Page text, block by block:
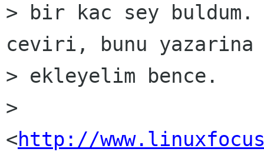
> bir kac sey
ceviri, bunu yazarina
> ekleyelim bence.
>
<http://